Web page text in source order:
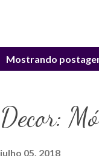
Mostrando
Decor:
julho 05, 2018